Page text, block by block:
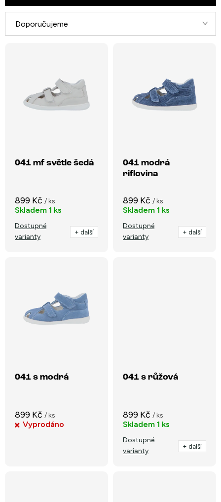
a
Doporučujeme
Nejprodávanější
041 mf světle šedá
899 Kč / ks
Skladem 1 ks
Dostupné
varianty
+ další
041 modrá
riflovina
899 Kč / ks
Skladem 1 ks
Dostupné
varianty
+ další
041 s modrá
899 Kč / ks
Vyprodáno
041 s růžová
899 Kč / ks
Skladem 1 ks
Dostupné
varianty
+ další